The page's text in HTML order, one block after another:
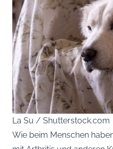
La Su / Shutterstock.com
Wie beim Menschen